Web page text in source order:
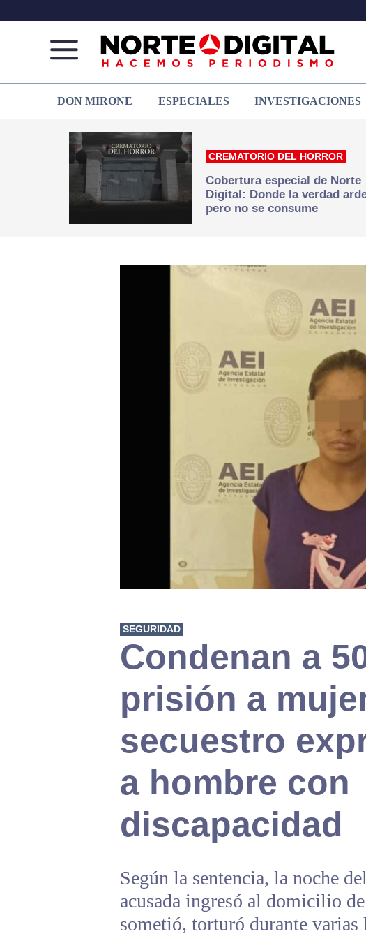
de
Juárez
que
hacemos periodismo
DON MIRONE ESPECIALES INVESTIGACIONES
CREMATORIO DEL HORROR
Cobertura especial de Norte
Digital: Donde la verdad
pero no se consume
SEGURIDAD
Condenan a
prisión a
secuestro
a hombre con
discapacidad
Según la sentencia, la noche
acusada ingresó al domicilio
sometió, torturó durante varias